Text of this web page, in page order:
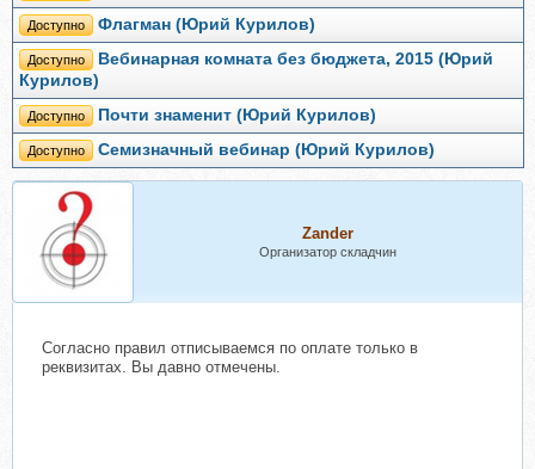
Доступно Флагман (Юрий Курилов)
Доступно
Вебинарная комната без бюджета, 2015 (Юрий
Курилов)
Доступно Почти знаменит (Юрий Курилов)
Доступно Семизначный вебинар (Юрий Курилов)
Zander
Организатор складчин
Согласно правил отписываемся по оплате только в
реквизитах. Вы давно отмечены.